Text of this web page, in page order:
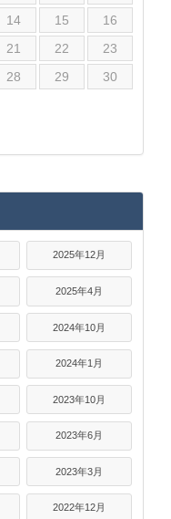
14 15
16
21 22
23
28 29
30
2025年12月
2025年4月
2024年10月
2024年1月
2023年10月
2023年6月
2023年3月
2022年12月